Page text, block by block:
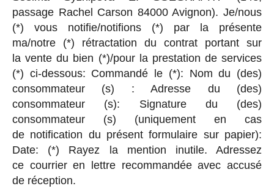
passage Rachel Carson 84000 Avignon). Je/nous
(*) vous notifie/notifions (*) par la présente
ma/notre (*) rétractation du contrat portant sur
la vente du bien (*)/pour la prestation de services
(*) ci-dessous: Commandé le (*): Nom du (des)
consommateur (s) : Adresse du (des)
consommateur (s): Signature du (des)
consommateur (s) (uniquement en cas
de notification du présent formulaire sur papier):
Date: (*) Rayez la mention inutile. Adressez
ce courrier en lettre recommandée avec accusé
de réception.